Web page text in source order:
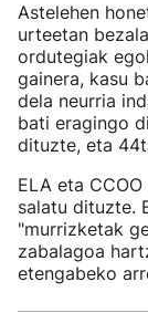
Astelehen
urteetan
ordutegiak
gainera, kasu
dela neurria
bati eragingo
dituzte, eta
ELA eta
salatu dituzte.
"murrizketak
zabalagoa
etengabeko